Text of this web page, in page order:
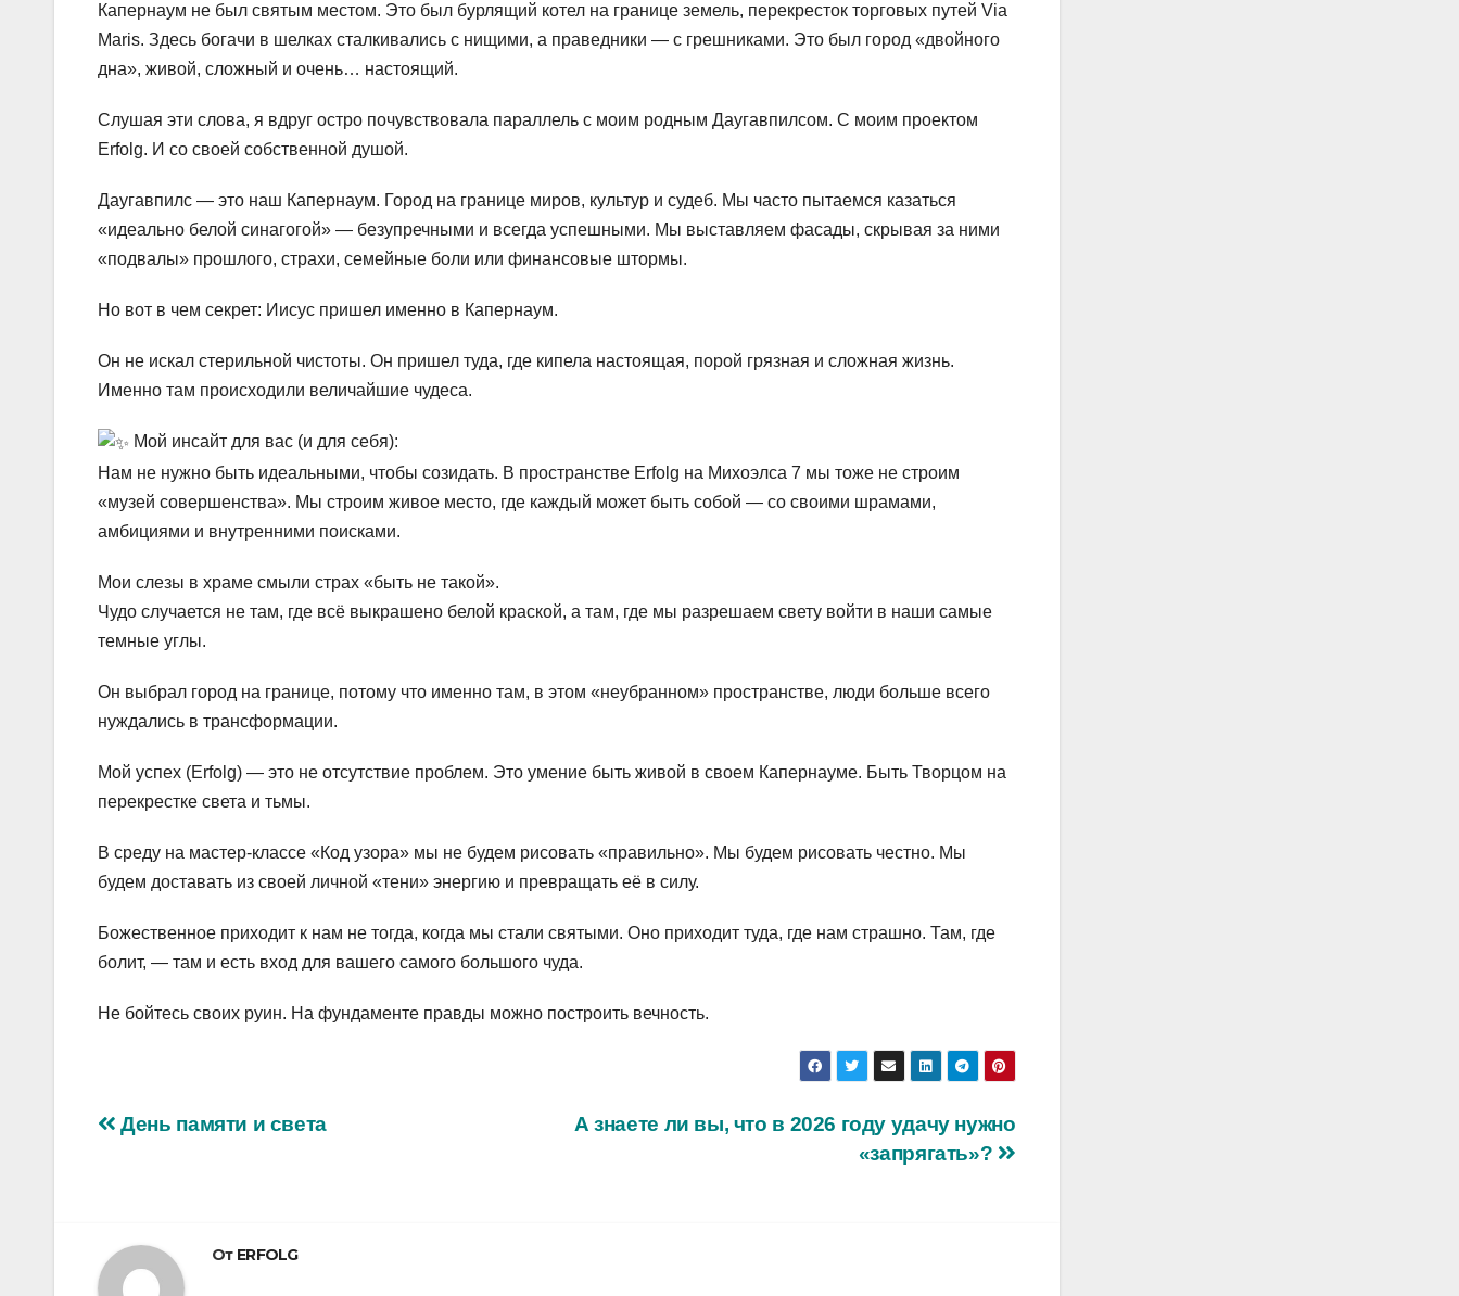
Капернаум не был святым местом. Это был бурлящий котел на границе земель, перекресток торговых путей Via
Maris. Здесь богачи в шелках сталкивались с нищими, а праведники — с грешниками. Это был город «двойного
дна», живой, сложный и очень… настоящий.
Слушая эти слова, я вдруг остро почувствовала параллель с моим родным Даугавпилсом. С моим проектом
Erfolg. И со своей собственной душой.
Даугавпилс — это наш Капернаум. Город на границе миров, культур и судеб. Мы часто пытаемся казаться
«идеально белой синагогой» — безупречными и всегда успешными. Мы выставляем фасады, скрывая за ними
«подвалы» прошлого, страхи, семейные боли или финансовые штормы.
Но вот в чем секрет: Иисус пришел именно в Капернаум.
Он не искал стерильной чистоты. Он пришел туда, где кипела настоящая, порой грязная и сложная жизнь.
Именно там происходили величайшие чудеса.
Мой инсайт для вас (и для себя):
Нам не нужно быть идеальными, чтобы созидать. В пространстве Erfolg на Михоэлса 7 мы тоже не строим
«музей совершенства». Мы строим живое место, где каждый может быть собой — со своими шрамами,
амбициями и внутренними поисками.
Мои слезы в храме смыли страх «быть не такой».
Чудо случается не там, где всё выкрашено белой краской, а там, где мы разрешаем свету войти в наши самые
темные углы.
Он выбрал город на границе, потому что именно там, в этом «неубранном» пространстве, люди больше всего
нуждались в трансформации.
Мой успех (Erfolg) — это не отсутствие проблем. Это умение быть живой в своем Капернауме. Быть Творцом на
перекрестке света и тьмы.
В среду на мастер-классе «Код узора» мы не будем рисовать «правильно». Мы будем рисовать честно. Мы
будем доставать из своей личной «тени» энергию и превращать её в силу.
Божественное приходит к нам не тогда, когда мы стали святыми. Оно приходит туда, где нам страшно. Там, где
болит, — там и есть вход для вашего самого большого чуда.
Не бойтесь своих руин. На фундаменте правды можно построить вечность.
Навигация
А знаете ли вы, что в 2026 году удачу нужно
«запрягать»?
День памяти и света
От ERFOLG